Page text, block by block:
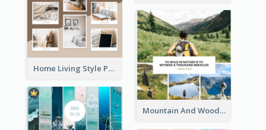
Home Living Style Photo Collage
Mountain And Woods Photo Collage